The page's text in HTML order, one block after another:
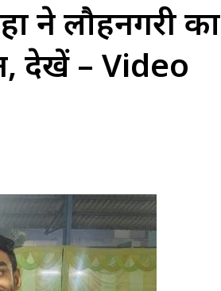
ने लौहनगरी का
देखें – Video